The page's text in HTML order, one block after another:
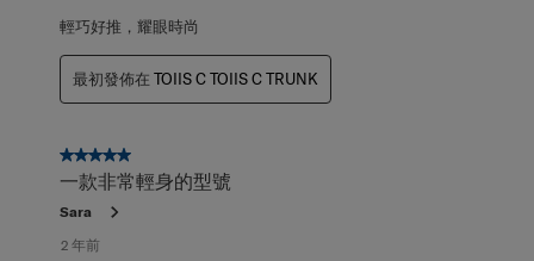
輕巧好推，耀眼時尚
最初發佈在 TOIIS C TOIIS C TRUNK
5星，共5星。
一款非常輕身的型號
Sara
2 年前